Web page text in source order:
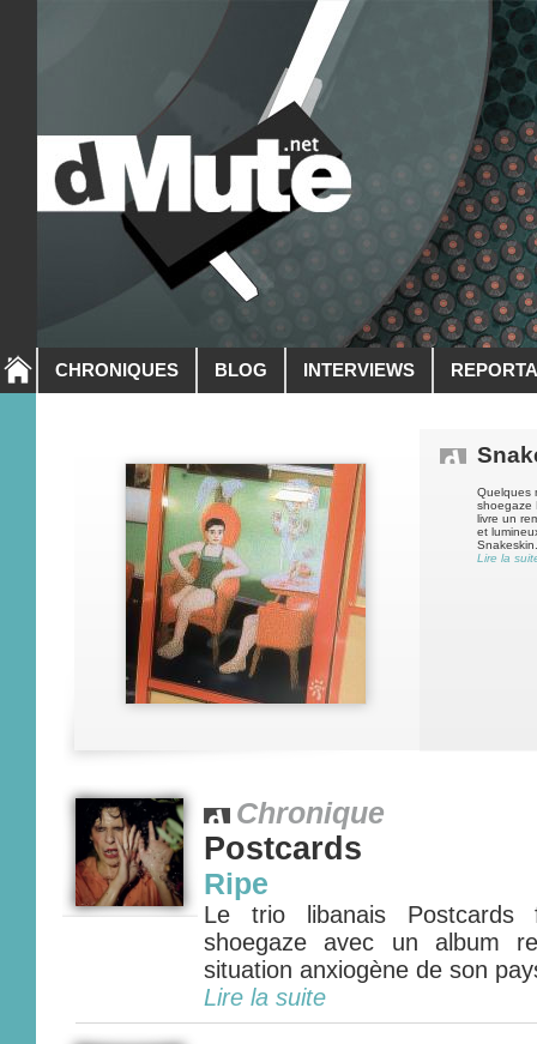
CHRONIQUES BLOG INTERVIEWS
Quelques
shoegaze
livre un
et
Lire la
Chronique
Postcards
Ripe
Le trio libanais
shoegaze avec un album
situation anxiogène de son
Lire la suite